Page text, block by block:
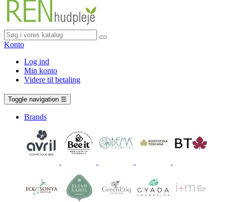
Konto
Log ind
Min konto
Videre til betaling
Vogn 0 vare
Toggle navigation ☰
Brands